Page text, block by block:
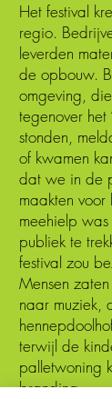
Het festival
regio.
leverden
de opbouw.
omgeving,
tegenover het
stonden,
of kwamen
dat we in de
maakten
meehielp
publiek te
festival zou
Mensen
naar muziek,
terwijl de
palletwoning
branding.